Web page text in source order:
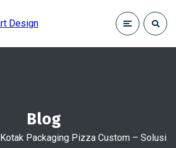
Blog
Kotak Packaging Pizza Custom – Solusi